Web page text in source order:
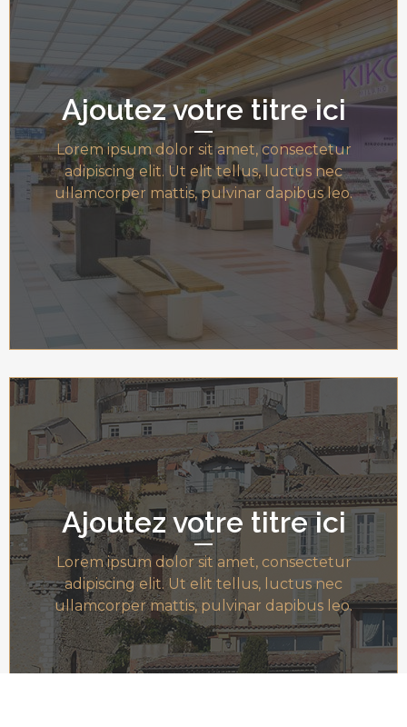
Ajoutez votre titre ici
Lorem ipsum dolor sit amet, consectetur
adipiscing elit. Ut elit tellus, luctus nec
ullamcorper mattis, pulvinar dapibus leo.
Ajoutez votre titre ici
Lorem ipsum dolor sit amet, consectetur
adipiscing elit. Ut elit tellus, luctus nec
ullamcorper mattis, pulvinar dapibus leo.